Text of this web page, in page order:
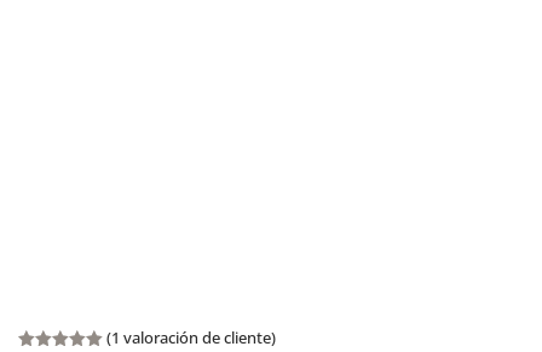
(1 valoración de cliente)